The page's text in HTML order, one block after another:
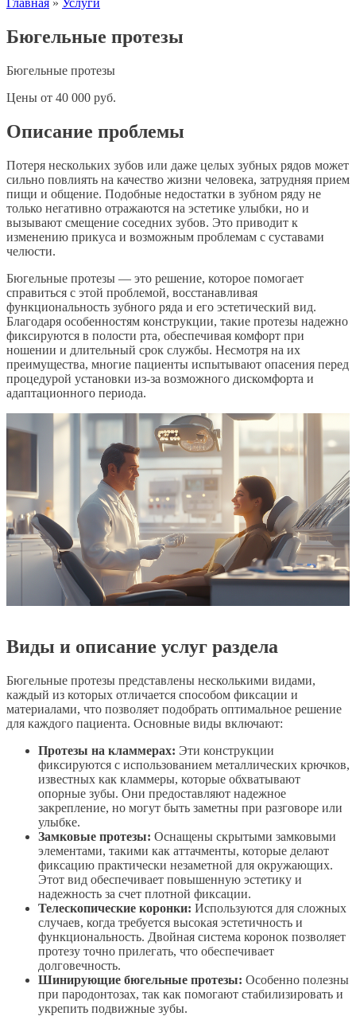
Главная » Услуги
Бюгельные протезы
Бюгельные протезы
Цены от 40 000 руб.
Описание проблемы
Потеря нескольких зубов или даже целых зубных рядов может
сильно повлиять на качество жизни человека, затрудняя прием
пищи и общение. Подобные недостатки в зубном ряду не
только негативно отражаются на эстетике улыбки, но и
вызывают смещение соседних зубов. Это приводит к
изменению прикуса и возможным проблемам с суставами
челюсти.
Бюгельные протезы — это решение, которое помогает
справиться с этой проблемой, восстанавливая
функциональность зубного ряда и его эстетический вид.
Благодаря особенностям конструкции, такие протезы надежно
фиксируются в полости рта, обеспечивая комфорт при
ношении и длительный срок службы. Несмотря на их
преимущества, многие пациенты испытывают опасения перед
процедурой установки из-за возможного дискомфорта и
адаптационного периода.
Виды и описание услуг раздела
Бюгельные протезы представлены несколькими видами,
каждый из которых отличается способом фиксации и
материалами, что позволяет подобрать оптимальное решение
для каждого пациента. Основные виды включают:
Протезы на кламмерах: Эти конструкции
фиксируются с использованием металлических крючков,
известных как кламмеры, которые обхватывают
опорные зубы. Они предоставляют надежное
закрепление, но могут быть заметны при разговоре или
улыбке.
Замковые протезы: Оснащены скрытыми замковыми
элементами, такими как аттачменты, которые делают
фиксацию практически незаметной для окружающих.
Этот вид обеспечивает повышенную эстетику и
надежность за счет плотной фиксации.
Телескопические коронки: Используются для сложных
случаев, когда требуется высокая эстетичность и
функциональность. Двойная система коронок позволяет
протезу точно прилегать, что обеспечивает
долговечность.
Шинирующие бюгельные протезы: Особенно полезны
при пародонтозах, так как помогают стабилизировать и
укрепить подвижные зубы.